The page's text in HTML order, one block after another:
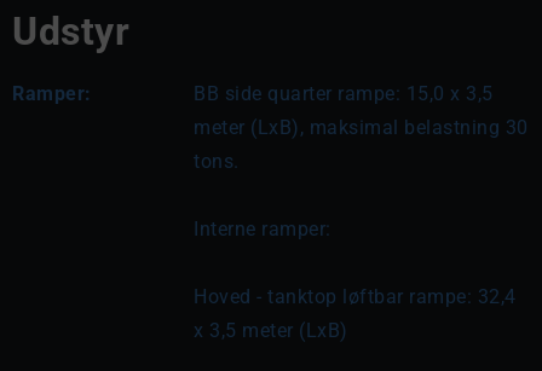
Udstyr
Ramper:
BB side quarter rampe: 15,0 x 3,5
meter (LxB), maksimal belastning 30
tons.
Interne ramper:
Hoved - tanktop løftbar rampe: 32,4
x 3,5 meter (LxB)